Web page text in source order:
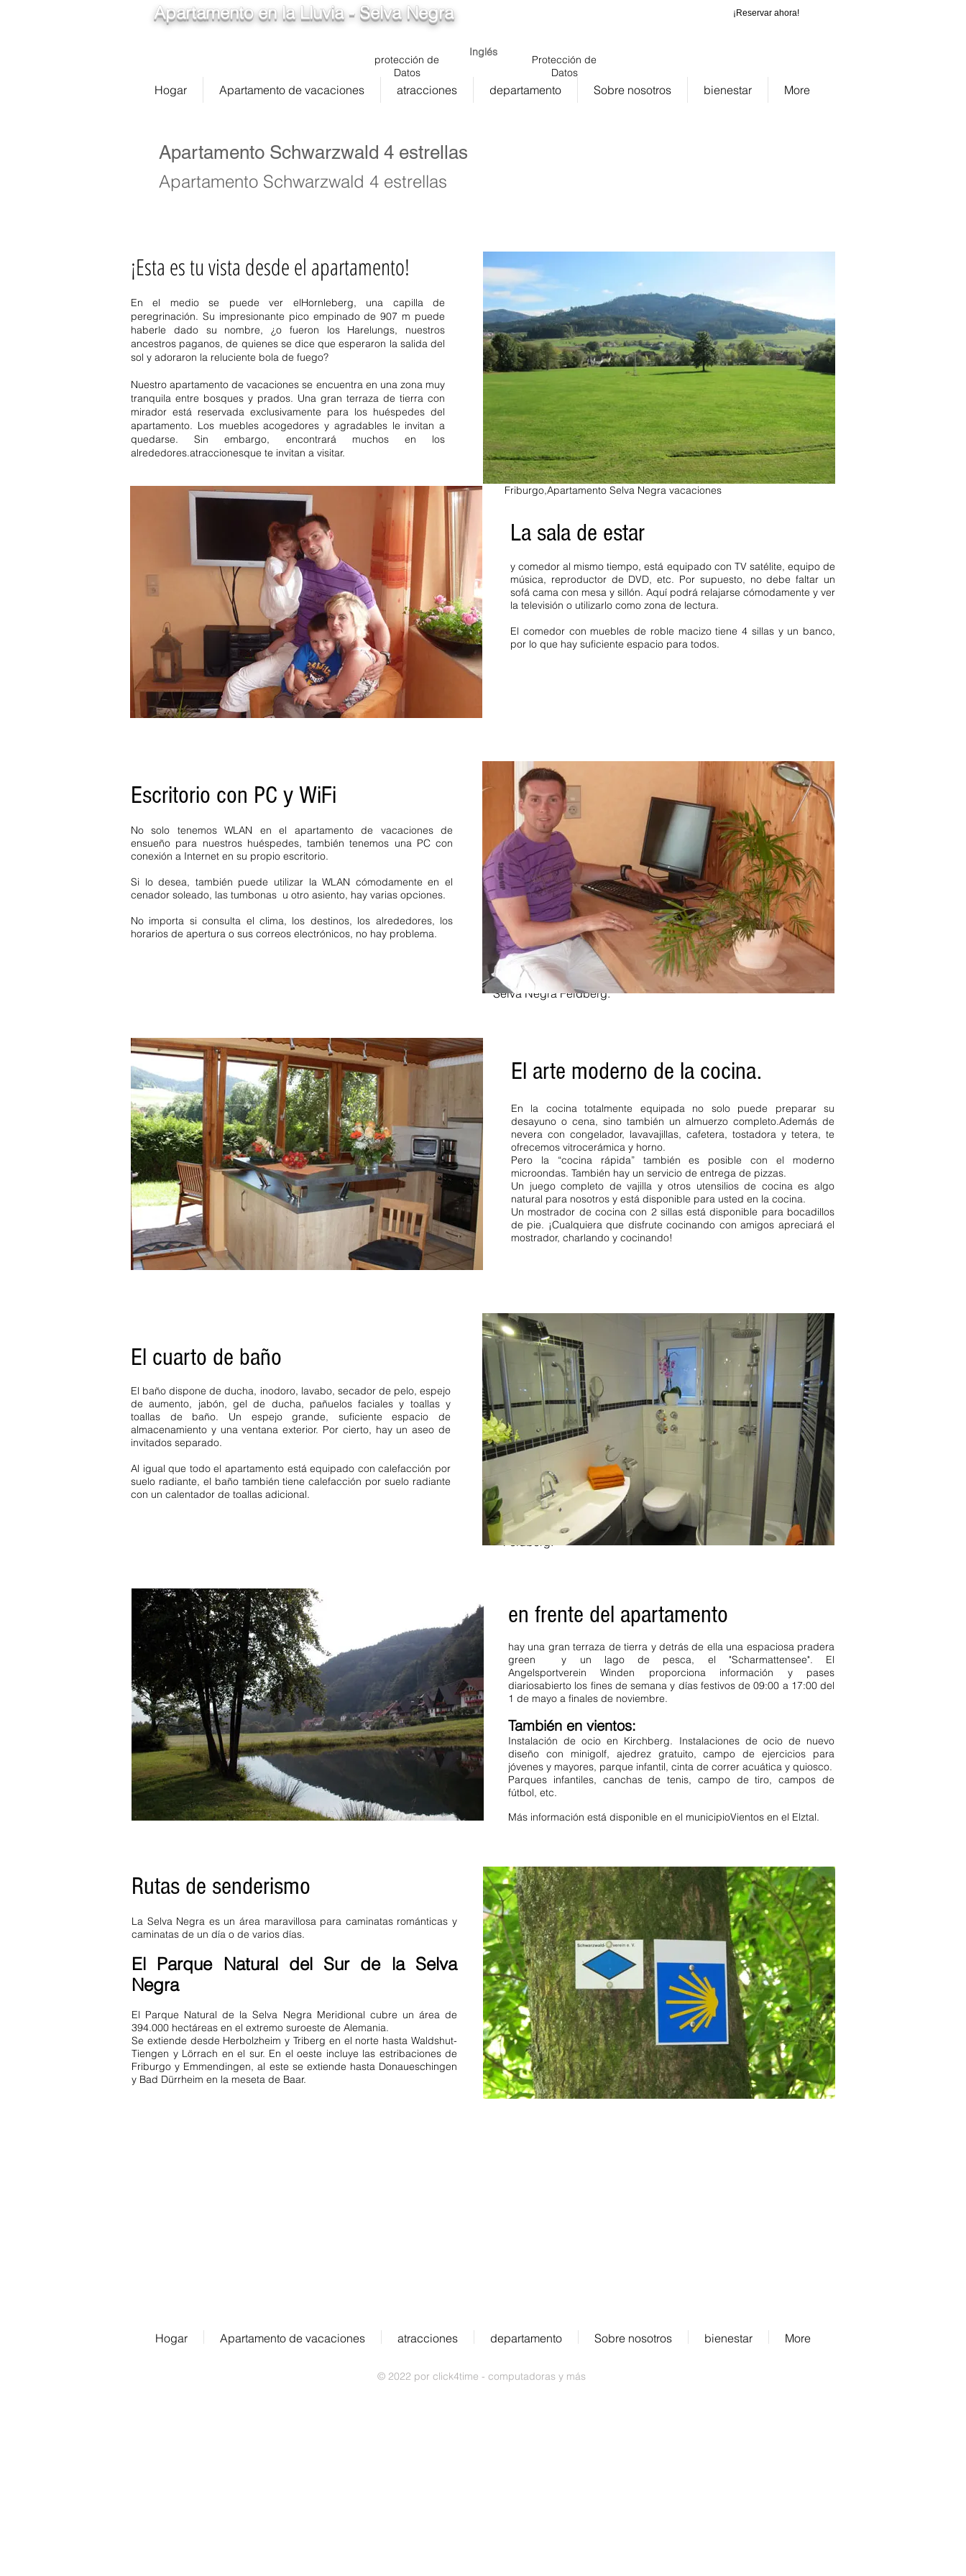
¡Reservar ahora!
Apartamento en la Lluvia - Selva Negra
protección de
Datos
Inglés
Protección de
Datos
Hogar Apartamento de vacaciones atracciones departamento Sobre nosotros bienestar More
Apartamento Schwarzwald 4 estrellas
Apartamento Schwarzwald 4 estrellas
Baden Württemberg Selva Negra Selva Negra 4 personas Norte
Selva Negra Baiersbronn 1 habitación Baden Württemberg Paraíso
de baño en la Selva Negra Baden Württemberg
vacaciones en la Selva Negrafotos precios 2 dormitorios Black
Forest casas de vacaciones de 2 dormitorios de lujo
apartamento de
vacacionesvacaciones. Casa de vacaciones de lujo de 1 dormitorio
Northern Black Forest Baiersbronn Baden Württemberg Black Forest
4 personas Apartamento de vacaciones de lujo de 2 dormitorios
vacaciones. Casas de vacaciones de lujo. Casa de vacaciones de
lujo en la Selva Negra. Baden Württemberg Selva Negra Selva
Negra Media 2 habitaciones max 4 personas 2 personas 6
personas 3 habitaciones 1 habitación 4 estrellas. más impuesto
turístico disponible lavadora se admiten perros centro de la Selva
Negra norte de la Selva Negra. Feldberg Hochschwarzwald
Sasbachwalden impuesto turístico estancia mínima apartamento
apto para niños no fumadores lavavajillas.apartamento de
vacacionesApartamentos Alta Selva Negra Feldberg.Apartamento
Friburgo,Apartamento Selva Negra vacaciones
Vistas a la tierra Oberried Alpirsbach Schluchsee
vacaciones de gente de granja. Casa de vacaciones de 1
dormitorio Baden WuerttembergApartamento de vacaciones
en la Selva Negra
. Vistas a la tierra Oberried Alpirsbach
Selva negra septentrional casa de vacaciones Dittishausen
Selva negra septentrional Schluchsee Gengenbach
Feldberg Titisee Neustadt. Selva Negra Media Norte Selva
Negra 2 habitaciones máx 4 personas 2 personas 6
personas 3 habitaciones Baden Württemberg Selva Negra
Selva Negra media 2 habitaciones máx 4 personas 2
personas 6 personas 3 habitaciones 1 habitación 4 estrellas.
más impuesto turístico disponible lavadora se admiten
perros. Feldberg Alta Selva Negra Sasbachwalden
impuesto turístico estancia mínima apartamento apto para
niños no fumadores lavavajillas Hinterzarten Schonach.
La sala de estar
y comedor al mismo tiempo, está equipado con TV satélite, equipo de
música, reproductor de DVD, etc. Por supuesto, no debe faltar un
sofá cama con mesa y sillón. Aquí podrá relajarse cómodamente y ver
la televisión o utilizarlo como zona de lectura.
El comedor con muebles de roble macizo tiene 4 sillas y un banco,
por lo que hay suficiente espacio para todos.
¡Esta es tu vista desde el apartamento!
En el medio se puede ver elHornleberg, una capilla de
peregrinación. Su impresionante pico empinado de 907 m puede
haberle dado su nombre, ¿o fueron los Harelungs, nuestros
ancestros paganos, de quienes se dice que esperaron la salida del
sol y adoraron la reluciente bola de fuego?
Nuestro apartamento de vacaciones se encuentra en una zona muy
tranquila entre bosques y prados. Una gran terraza de tierra con
mirador está reservada exclusivamente para los huéspedes del
apartamento. Los muebles acogedores y agradables le invitan a
quedarse. Sin embargo, encontrará muchos en los
alrededores.atraccionesque te invitan a visitar.
Landsichten Oberried Alpirsbach granjeros de vacaciones.
Baden Wurtemberg
Apartamento de vacaciones en la Selva
Negra . 1 dormitorio Baden WürttembergApartamento de
vacaciones en la Selva Negra. Vistas al terreno Oberried
Alpirsbach Northern Black Forest casa de vacaciones
Dittishausen Gengenbach Feldberg. Selva Negra Media 2
habitaciones max 4 personas 2 personas 6 personas 3
habitaciones. Selva Negra Central Selva Negra Septentrional
2 personas Selva Negra Alta. Feldberg Selva Negra
Sasbachwalden impuesto turístico estancia mínima
apartamento apto para niños no fumadores lavavajillas
Hinterzarten Altglashütten Schonach. Feldberg
Hochschwarzwald Sasbachwalden impuesto turístico
estancia mínima apartamento apto para niños no fumadores
lavavajillas.apartamento de vacacionesApartamentos Alta
Selva Negra Feldberg.
Escritorio con PC y WiFi
No solo tenemos WLAN en el apartamento de vacaciones de
ensueño para nuestros huéspedes, también tenemos una PC con
conexión a Internet en su propio escritorio.
Si lo desea, también puede utilizar la WLAN cómodamente en el
cenador soleado, las tumbonas u otro asiento, hay varias opciones.
No importa si consulta el clima, los destinos, los alrededores, los
horarios de apertura o sus correos electrónicos, no hay problema.
Oberried Alpirsbach Schluchsee granjeros de vacaciones.
Casa de vacaciones de lujo Baden Württemberg Apartamento
de vacaciones en la Selva Negra. Casa de vacaciones de lujo
de 1 dormitorio Selva Negra. Vistas al campo Oberried
Alpirsbach Northern Black Forest Casa de vacaciones
Gengenbach Feldberg Casa de vacaciones. Selva Negra
Media 2 habitaciones max 4 personas 2 personas 6 personas
3 habitaciones. Selva negra central Selva negra septentrional
2 personas Selva negra superior Hinterzarten. Feldberg Selva
Negra Sasbachwalden impuesto turístico estancia mínima
apartamento apto para niños no fumadores lavavajillas
Hinterzarten Altglashütten Schonach.
apartamento de
vacacionesApartamentos Titisee Alto Bosque Negro
Feldberg.Apartamento Selva Negra Pentecostés
El arte moderno de la cocina.
En la cocina totalmente equipada no solo puede preparar su
desayuno o cena, sino también un almuerzo completo.Además de
nevera con congelador, lavavajillas, cafetera, tostadora y tetera, te
ofrecemos vitrocerámica y horno.
Pero la “cocina rápida” también es posible con el moderno
microondas. También hay un servicio de entrega de pizzas.
Un juego completo de vajilla y otros utensilios de cocina es algo
natural para nosotros y está disponible para usted en la cocina.
Un mostrador de cocina con 2 sillas está disponible para bocadillos
de pie. ¡Cualquiera que disfrute cocinando con amigos apreciará el
mostrador, charlando y cocinando!
Selva Negra Norte de la Selva Negra Baiersbronn 1
habitación Baden Württemberg Selva Negra 4 personas
paraíso para bañarse
Apartamentos de vacaciones en la
Selva Negrafotos precios casas de vacaciones de 2
dormitorios en la Selva Negra casas de vacaciones de lujo
casas de vacaciones de lujo. Selva Negra Baiersbronn 1
habitación Baden Württemberg Selva Negra 4 pers paraíso
para bañarse Selva Negra casas de vacaciones de
lujoapartamento de vacaciones
. Selva Negra de Baden
Wuerttemberg. Oberried Alpirsbach campesinos
vacaciones Feldberg. Feldberg Selva Negra
Sasbachwalden impuesto turístico estancia mínima
apartamento apto para niños no fumadores lavavajillas
Hinterzarten Altglashütten Schonach.
apartamento de
vacacionesApartamentos Titisee Alto Bosque Negro
Feldberg.
El cuarto de baño
El baño dispone de ducha, inodoro, lavabo, secador de pelo, espejo
de aumento, jabón, gel de ducha, pañuelos faciales y toallas y
toallas de baño. Un espejo grande, suficiente espacio de
almacenamiento y una ventana exterior. Por cierto, hay un aseo de
invitados separado.
Al igual que todo el apartamento está equipado con calefacción por
suelo radiante, el baño también tiene calefacción por suelo radiante
con un calentador de toallas adicional.
Oberried Alpirsbach Schluchsee granjero vacaciones
Gengenbach Feldberg . Casa de vacaciones de lujo Baden
WürttembergApartamento de vacaciones en la Selva Negra .
Casa de vacaciones de lujo de 1 dormitorio Selva Negra.
Vistas al terreno Oberried Alpirsbach Gengenbach
Feldberg. Vistas al terreno Oberried Gengenbach Feldberg
Baden Württemberg Selva Negra Selva Negra Media 2
habitaciones max 4 personas 2 personas 6 personas.
Feldberg Alta Selva Negra Sasbachwalden impuesto
turístico estancia mínima apartamento apto para niños no
fumadores lavavajillas Hinterzarten Schonach.
apartamento
de vacaciones
Apartamentos Titisee Alto Bosque Negro
Feldberg. Apartamentos de vacaciones en la Alta Selva
Negra Feldberg. Wi-Fi silencioso
en frente del apartamento
hay una gran terraza de tierra y detrás de ella una espaciosa pradera
green y un lago de pesca, el "Scharmattensee". El
Angelsportverein Winden proporciona información y pases
diariosabierto los fines de semana y días festivos de 09:00 a 17:00 del
1 de mayo a finales de noviembre.
También en vientos:
Instalación de ocio en Kirchberg. Instalaciones de ocio de nuevo
diseño con minigolf, ajedrez gratuito, campo de ejercicios para
jóvenes y mayores, parque infantil, cinta de correr acuática y quiosco.
Parques infantiles, canchas de tenis, campo de tiro, campos de
fútbol, etc.
Más información está disponible en el municipioVientos en el Elztal.
Rutas de senderismo
La Selva Negra es un área maravillosa para caminatas románticas y
caminatas de un día o de varios días.
El Parque Natural del Sur de la Selva
Negra
El Parque Natural de la Selva Negra Meridional cubre un área de
394.000 hectáreas en el extremo suroeste de Alemania.
Se extiende desde Herbolzheim y Triberg en el norte hasta Waldshut-
Tiengen y Lörrach en el sur. En el oeste incluye las estribaciones de
Friburgo y Emmendingen, al este se extiende hasta Donaueschingen
y Bad Dürrheim en la meseta de Baar.
Hogar Apartamento de vacaciones atracciones departamento Sobre nosotros bienestar More
© 2022 por click4time - computadoras y más